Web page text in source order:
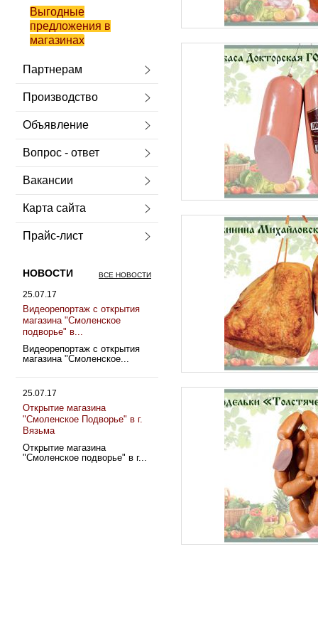
Выгодные
предложения в
магазинах
Партнерам
Производство
Объявление
Вопрос - ответ
Вакансии
Карта сайта
Прайс-лист
ВСЕ НОВОСТИ
НОВОСТИ
25.07.17
Видеорепортаж с открытия
магазина "Смоленское
подворье" в...
Видеорепортаж с открытия
магазина "Смоленское...
25.07.17
Открытие магазина
"Смоленское Подворье" в г.
Вязьма
Открытие магазина
"Смоленское подворье" в г...